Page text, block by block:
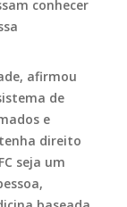
conhecer
afirmou
de
e
direito
seja um